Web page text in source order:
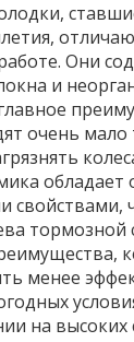
Они
и
очень
свойствами,
тормозной
менее
на высоких